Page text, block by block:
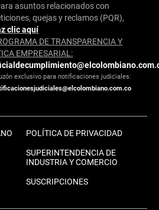
asuntos relacionados con
quejas y reclamos (PQR),
clic aquí
DE TRANSPARENCIA Y
EMPRESARIAL:
exclusivo para notificaciones judiciales:
POLÍTICA DE PRIVACIDAD
SUPERINTENDENCIA DE
INDUSTRIA Y COMERCIO
SUSCRIPCIONES